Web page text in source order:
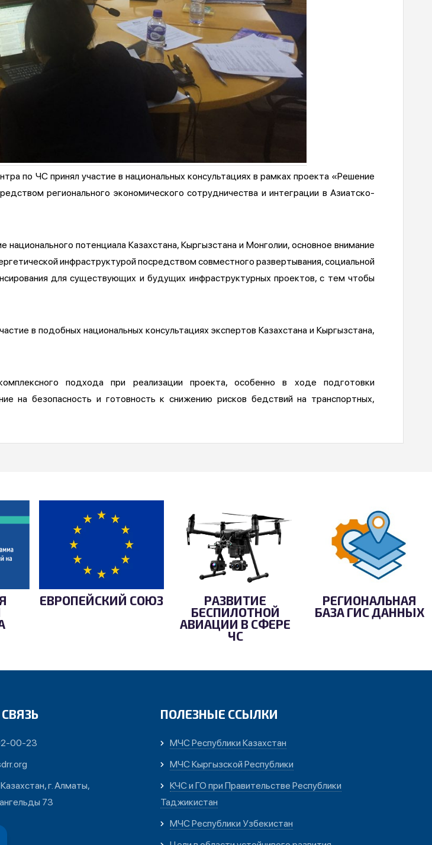
по ЧС принял участие в национальных консультациях в рамках проекта «Решение
регионального экономического сотрудничества и интеграции в Азиатско-
потенциала Казахстана, Кыргызстана и Монголии, основное внимание
инфраструктурой посредством совместного развертывания, социальной
для существующих и будущих инфраструктурных проектов, с тем чтобы
в подобных национальных консультациях экспертов Казахстана и Кыргызстана,
подхода при реализации проекта, особенно в ходе подготовки
на безопасность и готовность к снижению рисков бедствий на транспортных,
ЕВРОПЕЙСКИЙ СОЮЗ
РАЗВИТИЕ
БЕСПИЛОТНОЙ
АВИАЦИИ В СФЕРЕ
ЧС
РЕГИОНАЛЬНАЯ
БАЗА ГИС ДАННЫХ
00-23
г. Алматы,
73
ПОЛЕЗНЫЕ ССЫЛКИ
МЧС Республики Казахстан
МЧС Кыргызской Республики
КЧС и ГО при Правительстве Республики
Таджикистан
МЧС Республики Узбекистан